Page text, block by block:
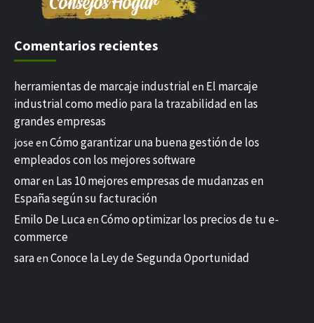
Comentarios recientes
herramientas de marcaje industrial en El marcaje
industrial como medio para la trazabilidad en las
grandes empresas
jose en Cómo garantizar una buena gestión de los
empleados con los mejores software
omaren Las 10 mejores empresas de mudanzas en
España según su facturación
Emilo De Lucaen Cómo optimizar los precios de tu e-
commerce
saraen Conoce la Ley de Segunda Oportunidad